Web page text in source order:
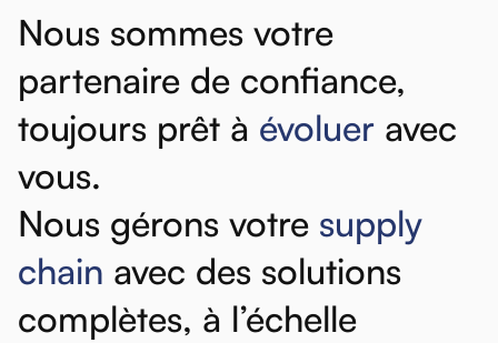
Nous sommes votre
partenaire de confiance,
toujours prêt à évoluer avec
vous.
Nous gérons votre supply
chain avec des solutions
complètes, à l’échelle